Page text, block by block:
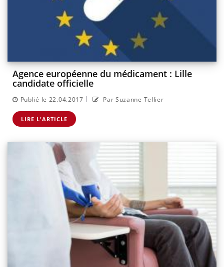
Agence européenne du médicament : Lille
candidate officielle
Publié le 22.04.2017 | Par Suzanne Tellier
LIRE L'ARTICLE